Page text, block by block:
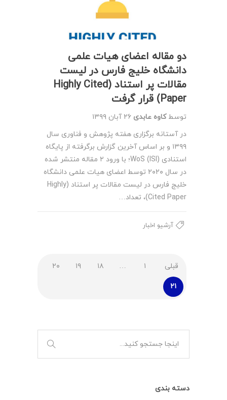
دو مقاله اعضای هیات علمی
دانشگاه خلیج فارس در لیست
مقالات پر استناد (Highly Cited
Paper) قرار گرفت
توسطکاوه عابدی ۲۶ آبان ۱۳۹۹
در آستانه برگزاری هفته پژوهش و فناوری سال
۱۳۹۹ و بر اساس آخرین گزارش برگرفته از پایگاه
استنادی WoS (ISI)؛ با ورود ۲ مقاله منتشر شده
در سال ۲۰۲۰ توسط اعضای هیات علمی دانشگاه
خلیج فارس در لیست مقالات پر استناد (Highly
Cited Paper)، تعداد…
آرشیو اخبار
قبلی ۱ … ۱۸ ۱۹ ۲۰
۲۱
دسته بندی